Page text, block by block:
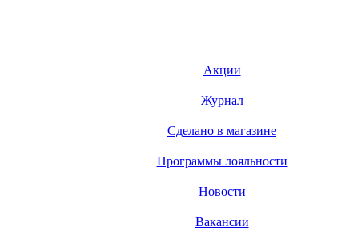
Акции
Журнал
Сделано в магазине
Программы лояльности
Новости
Вакансии